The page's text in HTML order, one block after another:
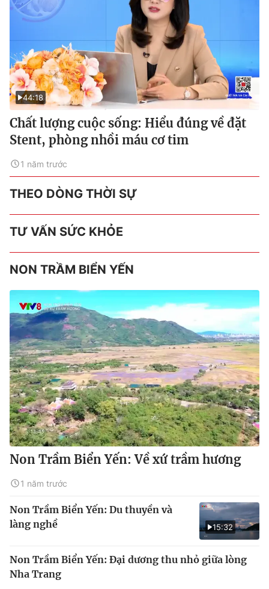
44:18
Chất lượng cuộc sống: Hiểu đúng về đặt
Stent, phòng nhồi máu cơ tim
1 năm trước
THEO DÒNG THỜI SỰ
TƯ VẤN SỨC KHỎE
NON TRẦM BIỂN YẾN
Non Trầm Biển Yến: Về xứ trầm hương
1 năm trước
15:32
Non Trầm Biển Yến: Du thuyền và
làng nghề
Non Trầm Biển Yến: Đại dương thu nhỏ giữa lòng
Nha Trang